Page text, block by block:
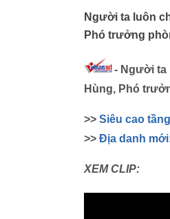
Người ta luôn
Phó trưởng
- Người ta
Hùng, Phó
>> Siêu cao
>> Địa danh
XEM CLIP: